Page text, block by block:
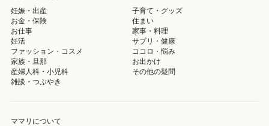
妊娠・出産
子育て・グッズ
お金・保険
住まい
お仕事
家事・料理
妊活
サプリ・健康
ファッション・コスメ
ココロ・悩み
家族・旦那
お出かけ
産婦人科・小児科
その他の疑問
雑談・つぶやき
ママリについて